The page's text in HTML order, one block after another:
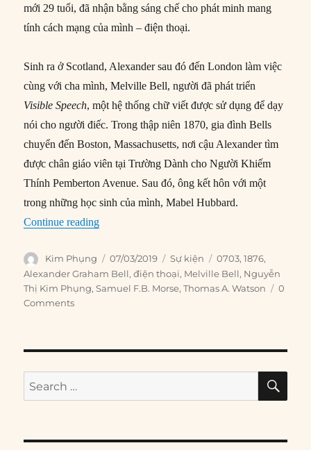
mới 29 tuổi, đã nhận bằng sáng chế cho phát minh mang
tính cách mạng của mình – điện thoại.
Sinh ra ở Scotland, Alexander sau đó đến London làm việc
cùng với cha mình, Melville Bell, người đã phát triển
Visible Speech, một hệ thống chữ viết được sử dụng để dạy
nói cho người điếc. Trong thập niên 1870, gia đình Bells
chuyển đến Boston, Massachusetts, nơi cậu Alexander tìm
được chân giáo viên tại Trường Dành cho Người Khiếm
Thính Pemberton Avenue. Sau đó, ông kết hôn với một
trong những học sinh của mình, Mabel Hubbard.
Continue reading“07/03/1876: Bell nhận bằng sáng chế cho điện
Author
Kim Phụng
Posted
on
07/03/2019 Categories
Sự kiện Tags
0703,1876,
Alexander Graham Bell,điện thoại, Melville Bell, Nguyễn
Thị Kim Phụng,Samuel F.B. Morse,Thomas A. Watson
0
Comments
Search
for: